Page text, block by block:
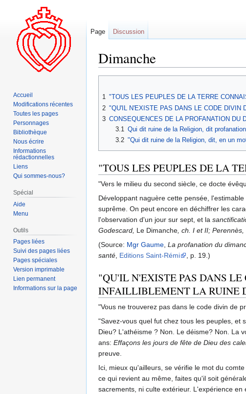
Dimanche
navigation
recherche
1 "TOUS LES PEUPLES DE LA TERRE
2 "QU'IL N'EXISTE PAS DANS LE CODE DIVIN
3 CONSEQUENCES DE LA PROFANATION DU
3.1 Qui dit ruine de la Religion, dit
3.2 "Qui dit ruine de la Religion, dit, en un
"TOUS LES PEUPLES DE LA
"Vers le milieu du second siècle, ce docte
Développant naguère cette pensée, l'estimable
suprême. On peut encore en déchiffrer les
l'observation d'un jour sur sept, et la
Godescard, Le Dimanche, ch. I et II; Perennès,
(Source: Mgr Gaume, La profanation du
santé, Editions Saint-Rémi , p. 19.)
"QU'IL N'EXISTE PAS DANS
INFAILLIBLEMENT LA RUINE
"Vous ne trouverez pas dans le code divin de
"Savez-vous quel fut chez tous les peuples,
Dieu? L'athéisme ? Non. Le déisme? Non. La
ans: Effaçons les jours de fête de Dieu des
preuve.
Ici, mieux qu'ailleurs, se vérifie le mot du comte
ce qui revient au même, faites qu'il soit
sacrements, ni culte extérieur. L'expérience
Page Discussion
Accueil
Modifications récentes
Toutes les pages
Personnages
Bibliothèque
Nous écrire
Informations
rédactionnelles
Liens
Qui sommes-nous?
Spécial
Aide
Menu
Outils
Pages liées
Suivi des pages liées
Pages spéciales
Version imprimable
Lien permanent
Informations sur la page